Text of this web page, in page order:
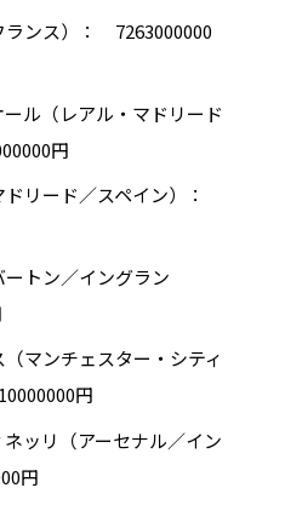
ランス）： 7263000000
ル（レアル・マドリード
円
ドリード／スペイン）：
トン／イングラン
マンチェスター・シティ
円
ッリ（アーセナル／イン
円